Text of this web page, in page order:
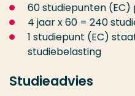
60 studiepunten (EC)
4 jaar x 60 = 240
1 studiepunt (EC)
studiebelasting
Studieadvies